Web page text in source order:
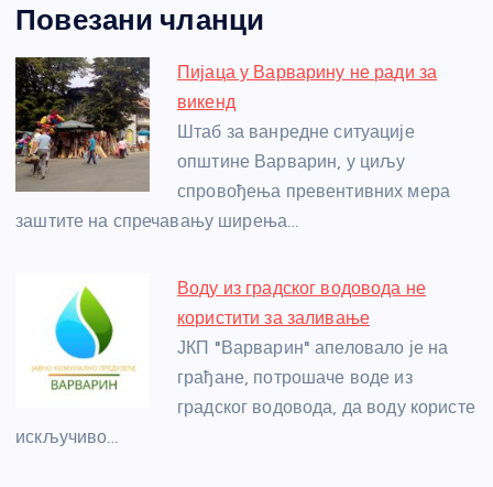
c
e
b
o
o
k
ss
e
n
g
er
itt
er
er at
s
A
p
p
a
e
e
e
Повезани чланци
Пијаца у Варварину не ради за
викенд
Штаб за ванредне ситуације
општине Варварин, у циљу
спровођења превентивних мера
заштите на спречавању ширења…
Воду из градског водовода не
користити за заливање
ЈКП "Варварин" апеловало је на
грађане, потрошаче воде из
градског водовода, да воду користе
искључиво…